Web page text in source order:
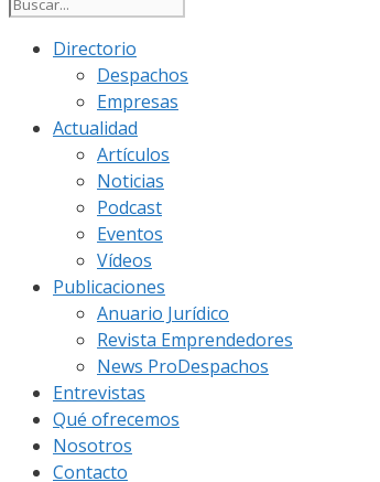
Directorio
Despachos
Empresas
Actualidad
Artículos
Noticias
Podcast
Eventos
Vídeos
Publicaciones
Anuario Jurídico
Revista Emprendedores
News ProDespachos
Entrevistas
Qué ofrecemos
Nosotros
Contacto